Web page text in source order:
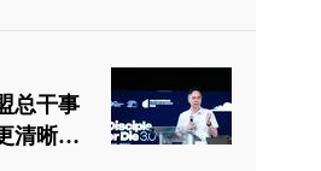
总干事
清晰地